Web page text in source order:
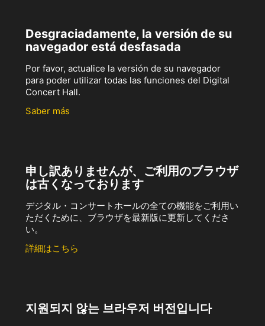
Desgraciadamente, la versión de su
navegador está desfasada
Por favor, actualice la versión de su navegador
para poder utilizar todas las funciones del Digital
Concert Hall.
Saber más
申し訳ありませんが、ご利用のブラウザ
は古くなっております
デジタル・コンサートホールの全ての機能をご利用い
ただくために、ブラウザを最新版に更新してくださ
い。
詳細はこちら
지원되지 않는 브라우저 버전입니다